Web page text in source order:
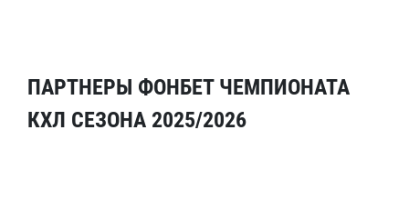
ПАРТНЕРЫ ФОНБЕТ ЧЕМПИОНАТА
КХЛ СЕЗОНА 2025/2026